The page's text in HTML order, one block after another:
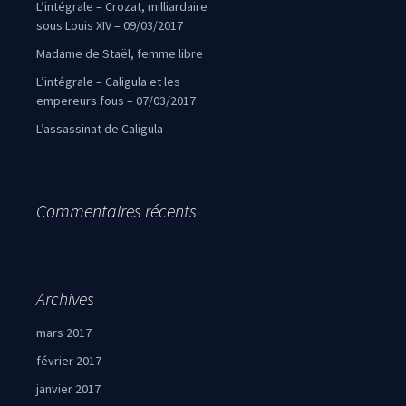
L’intégrale – Crozat, milliardaire
sous Louis XIV – 09/03/2017
Madame de Staël, femme libre
L’intégrale – Caligula et les
empereurs fous – 07/03/2017
L’assassinat de Caligula
Commentaires récents
Archives
mars 2017
février 2017
janvier 2017